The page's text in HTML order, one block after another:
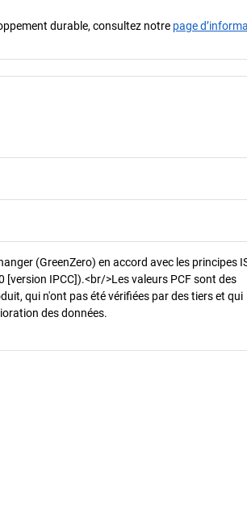
durable, consultez notre page
(GreenZero) en accord avec les principes
[version IPCC]).<br/>Les valeurs PCF sont des
qui n'ont pas été vérifiées par des tiers et qui
des données.